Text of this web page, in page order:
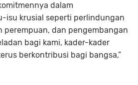
dalam
isu krusial seperti perlindungan
perempuan, dan pengembangan
bagi kami, kader-kader
berkontribusi bagi bangsa,”